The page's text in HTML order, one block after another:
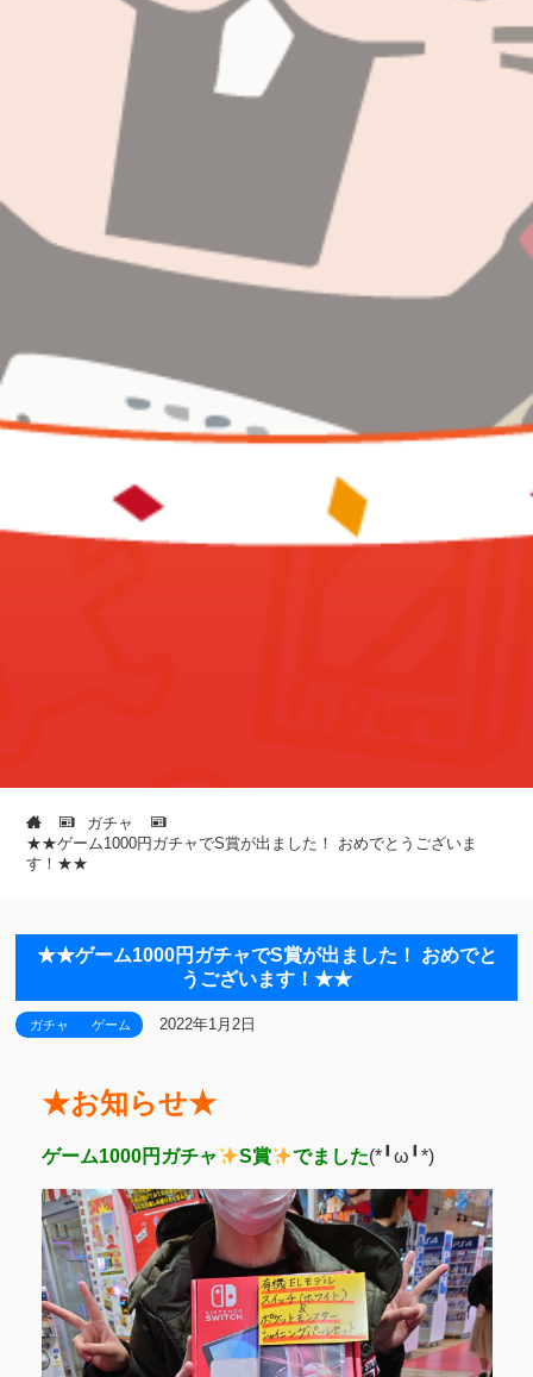
ガチャ
★★ゲーム1000円ガチャでS賞が出ました！ おめでとうございま
す！★★
★★ゲーム1000円ガチャでS賞が出ました！ おめでと
うございます！★★
ガチャ ゲーム 2022年1月2日
★お知らせ★
ゲーム1000円ガチャ S賞 でました(*╹ω╹*)